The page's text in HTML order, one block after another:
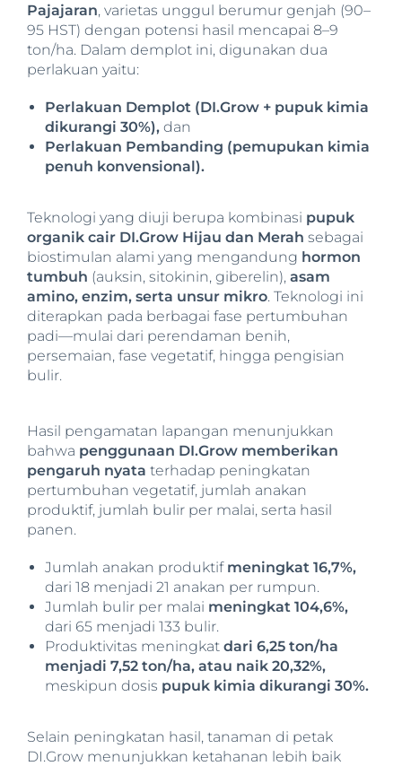
Pajajaran, varietas unggul berumur genjah (90–
95 HST) dengan potensi hasil mencapai 8–9
ton/ha. Dalam demplot ini, digunakan dua
perlakuan yaitu:
Perlakuan Demplot (DI.Grow + pupuk kimia
dikurangi 30%), dan
Perlakuan Pembanding (pemupukan kimia
penuh konvensional).
Teknologi yang diuji berupa kombinasi pupuk
organik cair DI.Grow Hijau dan Merah sebagai
biostimulan alami yang mengandung hormon
tumbuh (auksin, sitokinin, giberelin), asam
amino, enzim, serta unsur mikro. Teknologi ini
diterapkan pada berbagai fase pertumbuhan
padi—mulai dari perendaman benih,
persemaian, fase vegetatif, hingga pengisian
bulir.
Hasil pengamatan lapangan menunjukkan
bahwa penggunaan DI.Grow memberikan
pengaruh nyata terhadap peningkatan
pertumbuhan vegetatif, jumlah anakan
produktif, jumlah bulir per malai, serta hasil
panen.
Jumlah anakan produktif meningkat 16,7%,
dari 18 menjadi 21 anakan per rumpun.
Jumlah bulir per malai meningkat 104,6%,
dari 65 menjadi 133 bulir.
Produktivitas meningkat dari 6,25 ton/ha
menjadi 7,52 ton/ha, atau naik 20,32%,
meskipun dosis pupuk kimia dikurangi 30%.
Selain peningkatan hasil, tanaman di petak
DI.Grow menunjukkan ketahanan lebih baik